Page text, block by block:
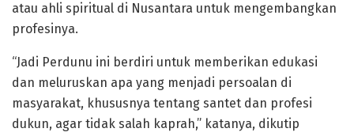
atau ahli spiritual di Nusantara untuk mengembangkan
profesinya.
“Jadi Perdunu ini berdiri untuk memberikan edukasi
dan meluruskan apa yang menjadi persoalan di
masyarakat, khususnya tentang santet dan profesi
dukun, agar tidak salah kaprah,” katanya, dikutip